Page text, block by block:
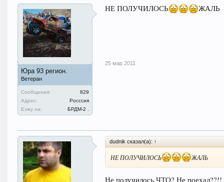
Юра 93 регион.
Ветеран
Сообщения:
829
Адрес:
Росссия
Езжу на:
БРДМ-2 .
НЕ ПОЛУЧИЛОСЬ ЖАЛЬ
25 мар 2011
dudnik сказал(а): ↑
НЕ ПОЛУЧИЛОСЬ ЖАЛЬ
Не получилось ЧТО? Не поехал??!!